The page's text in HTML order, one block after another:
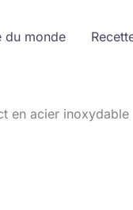
du monde
en acier inoxydable